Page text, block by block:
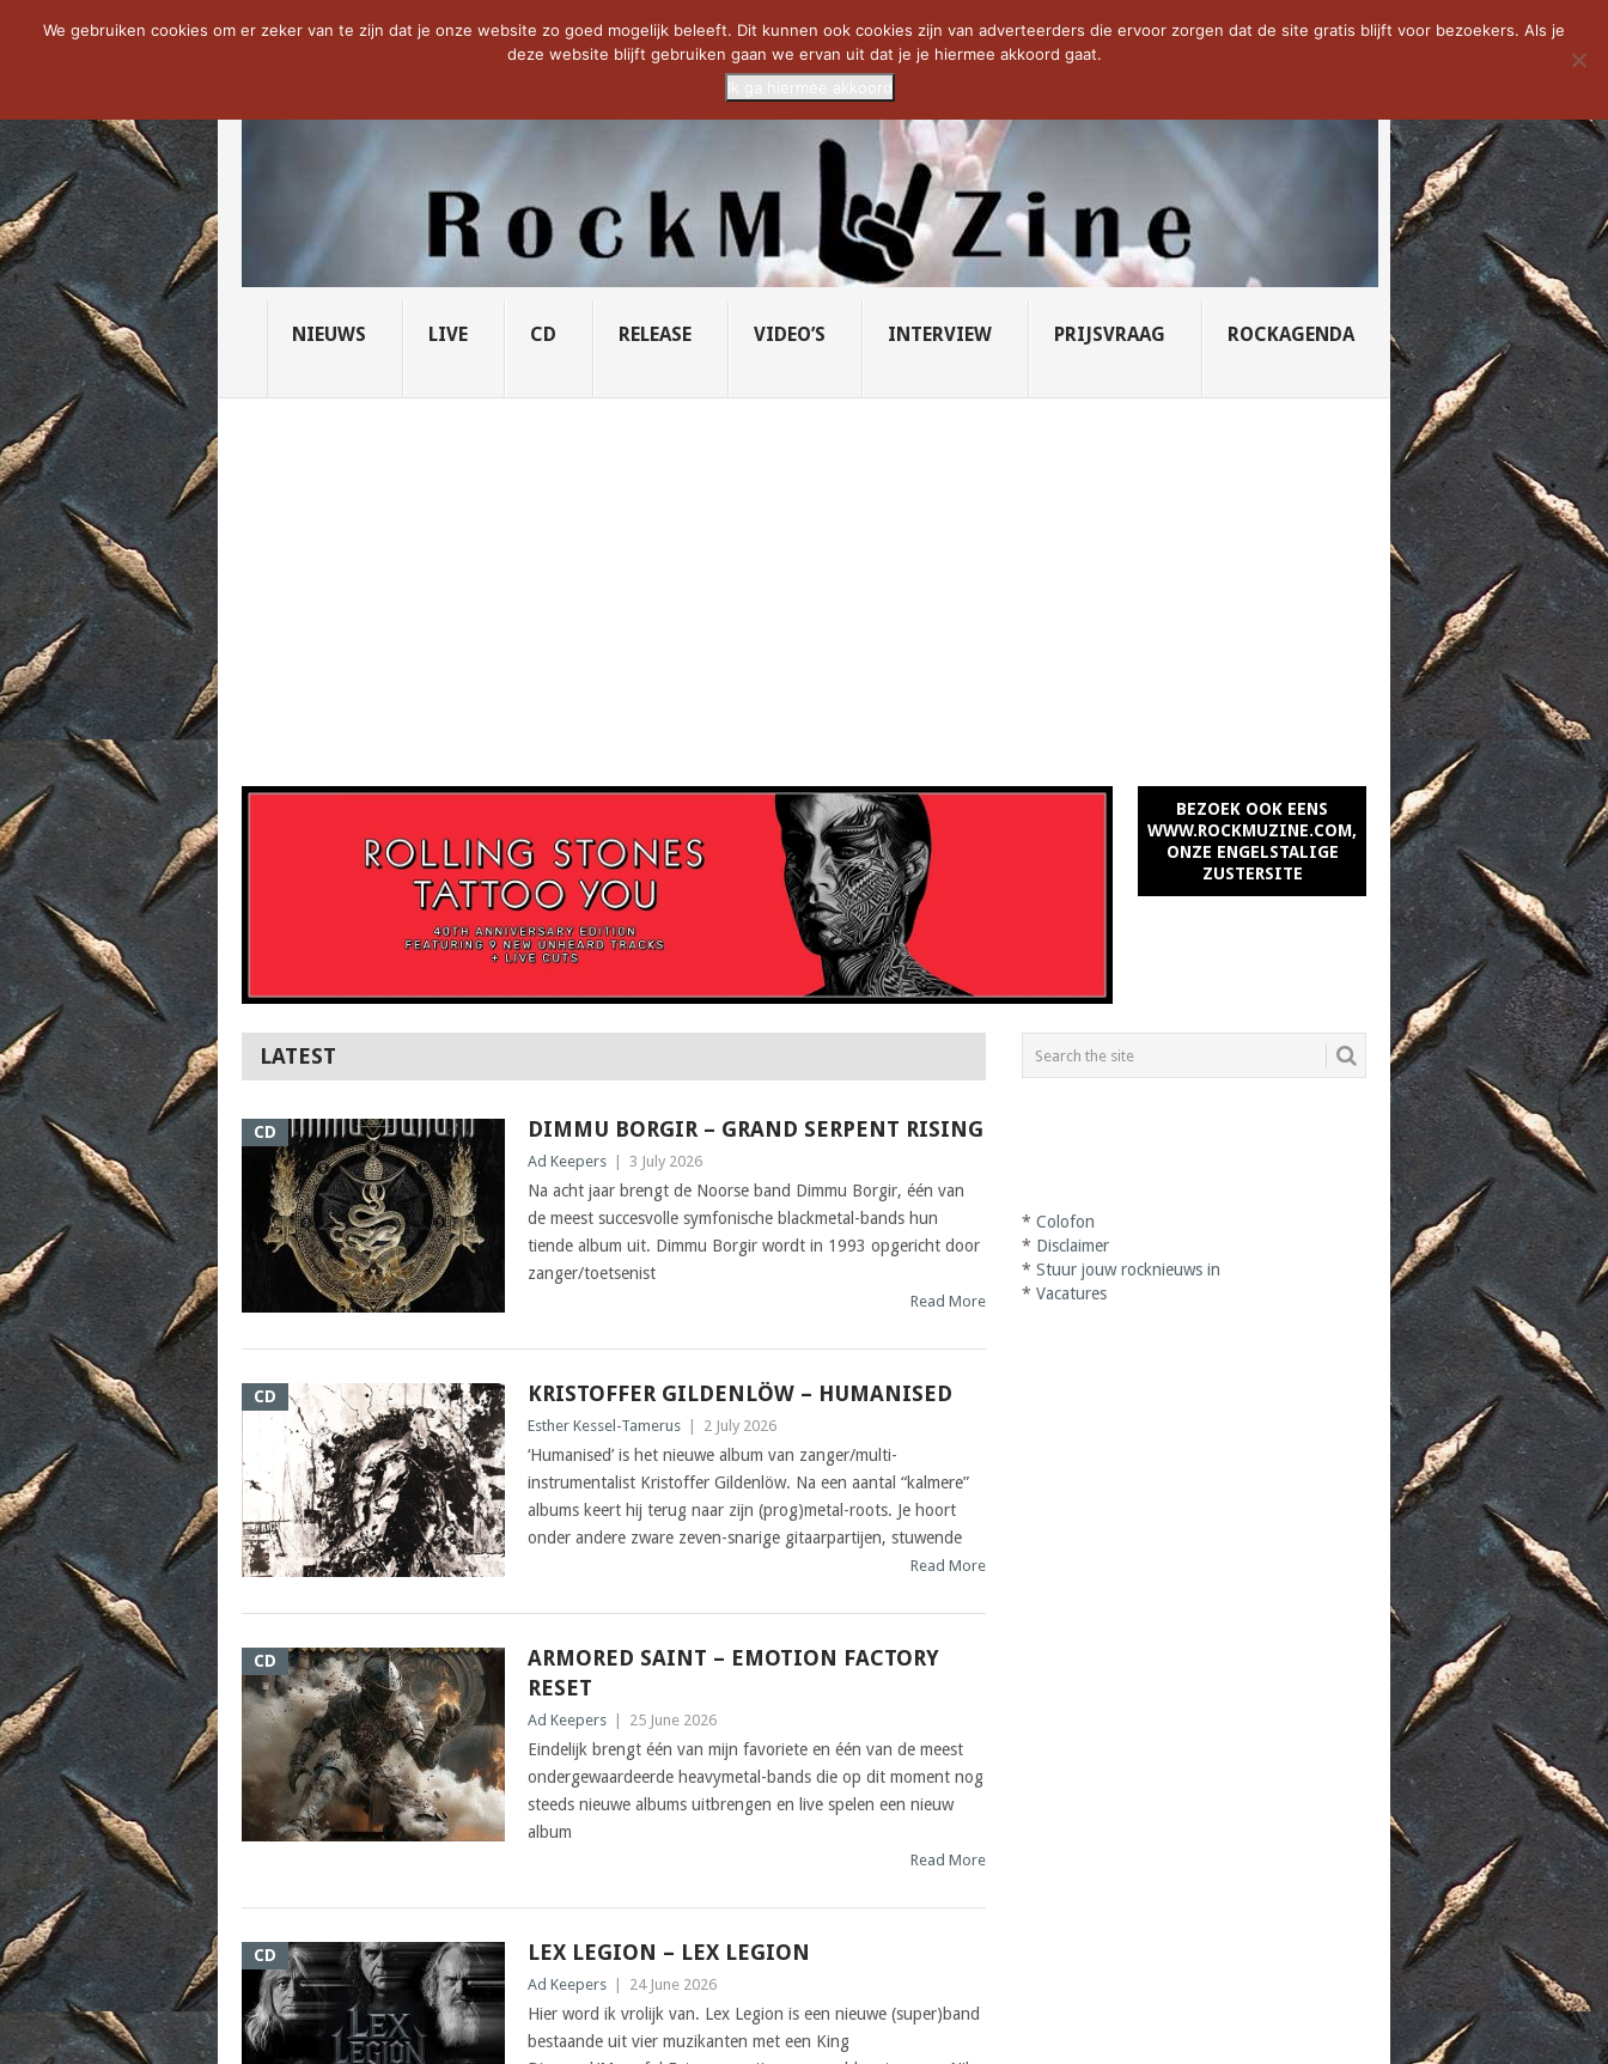
NOW TRENDING: THE VICIOUS HEAD SOCIETY... PRIDE OF LIONS – U... SAVATAGE KOMT TERUG IN 0... CD VAN DE WEEK: SLEEPING...
NIEUWS LIVE CD RELEASE VIDEO’S INTERVIEW PRIJSVRAAG ROCKAGENDA
BEZOEK OOK EENS
WWW.ROCKMUZINE.COM,
ONZE ENGELSTALIGE
ZUSTERSITE
LATEST
CD DIMMU BORGIR – GRAND SERPENT RISING
Ad Keepers 3 July 2026
Na acht jaar brengt de Noorse band Dimmu Borgir, één van
de meest succesvolle symfonische blackmetal-bands hun
tiende album uit. Dimmu Borgir wordt in 1993 opgericht door
zanger/toetsenist
Read More
CD KRISTOFFER GILDENLÖW – HUMANISED
Esther Kessel-Tamerus 2 July 2026
‘Humanised’ is het nieuwe album van zanger/multi-
instrumentalist Kristoffer Gildenlöw. Na een aantal “kalmere”
albums keert hij terug naar zijn (prog)metal-roots. Je hoort
onder andere zware zeven-snarige gitaarpartijen, stuwende
Read More
CD
ARMORED SAINT – EMOTION FACTORY
RESET
Ad Keepers 25 June 2026
Eindelijk brengt één van mijn favoriete en één van de meest
ondergewaardeerde heavymetal-bands die op dit moment nog
steeds nieuwe albums uitbrengen en live spelen een nieuw
album
Read More
CD LEX LEGION – LEX LEGION
Ad Keepers 24 June 2026
Hier word ik vrolijk van. Lex Legion is een nieuwe (super)band
bestaande uit vier muzikanten met een King
*Colofon
* Disclaimer
*Stuur jouw rocknieuws in
*Vacatures
We gebruiken cookies om er zeker van te zijn dat je onze website zo goed mogelijk beleeft. Dit kunnen ook cookies zijn van adverteerders die ervoor zorgen dat de site gratis blijft voor bezoekers. Als je
deze website blijft gebruiken gaan we ervan uit dat je je hiermee akkoord gaat.
Ik ga hiermee akkoord